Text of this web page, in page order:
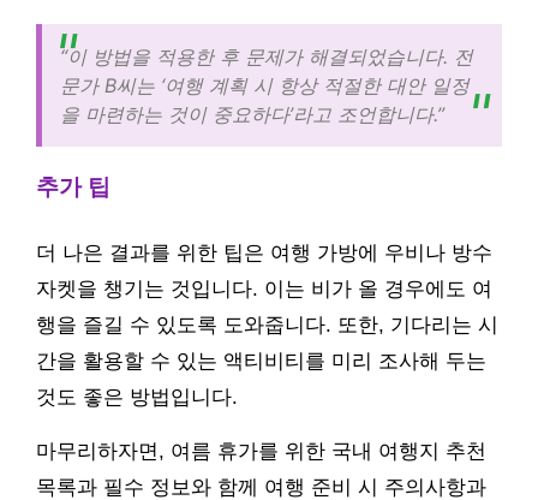
“이 방법을 적용한 후 문제가 해결되었습니다. 전
문가 B씨는 ‘여행 계획 시 항상 적절한 대안 일정
을 마련하는 것이 중요하다’라고 조언합니다.”
추가 팁
더 나은 결과를 위한 팁은 여행 가방에 우비나 방수
자켓을 챙기는 것입니다. 이는 비가 올 경우에도 여
행을 즐길 수 있도록 도와줍니다. 또한, 기다리는 시
간을 활용할 수 있는 액티비티를 미리 조사해 두는
것도 좋은 방법입니다.
마무리하자면, 여름 휴가를 위한 국내 여행지 추천
목록과 필수 정보와 함께 여행 준비 시 주의사항과